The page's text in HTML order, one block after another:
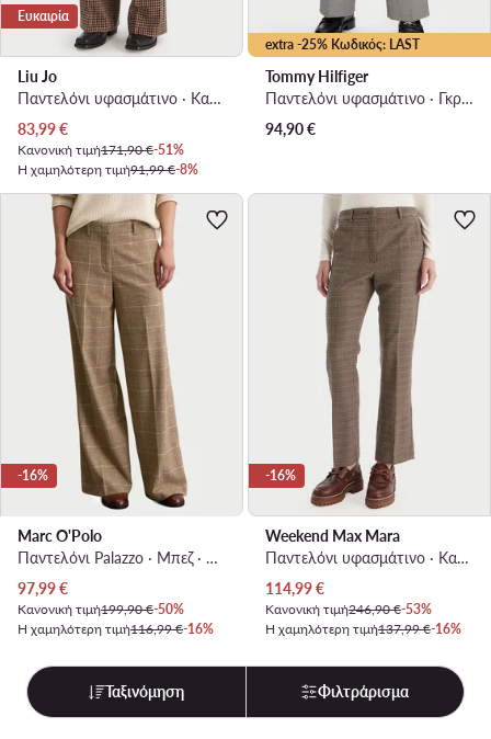
Ευκαιρία
Liu Jo
Παντελόνι υφασμάτινο · Καφέ · Regular Fit
Τρέχουσα τιμή
83,99€
Κανονική τιμή171,90 €-51%
Η χαμηλότερη τιμή91,99 €-8%
extra -25% Κωδικός: LAST
Tommy Hilfiger
Παντελόνι υφασμάτινο · Γκρι · Relaxed Fit
94,90€
-16%
Marc O'Polo
Παντελόνι Palazzo · Μπεζ · Regular Fit
Τρέχουσα τιμή
97,99€
Κανονική τιμή199,90 €-50%
Η χαμηλότερη τιμή116,99 €-16%
-16%
Weekend Max Mara
Παντελόνι υφασμάτινο · Καφέ · Regular Fit
Τρέχουσα τιμή
114,99€
Κανονική τιμή246,90 €-53%
Η χαμηλότερη τιμή137,99 €-16%
Ταξινόμηση Φιλτράρισμα